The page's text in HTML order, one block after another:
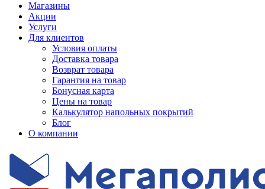
Магазины
Акции
Услуги
Для клиентов
Условия оплаты
Доставка товара
Возврат товара
Гарантия на товар
Бонусная карта
Цены на товар
Калькулятор напольных покрытий
Блог
О компании